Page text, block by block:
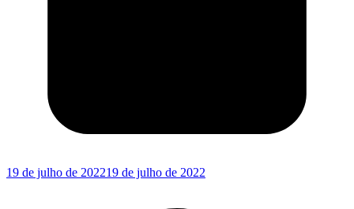
19 de julho de 202219 de julho de 2022